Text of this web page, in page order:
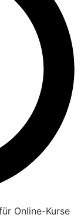
Online-Kurse